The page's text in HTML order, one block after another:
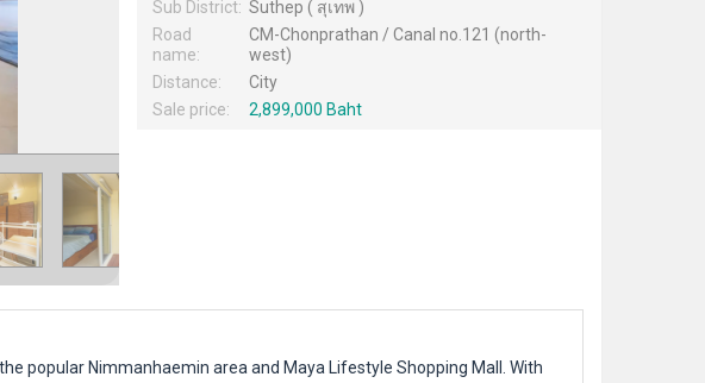
Sub District: Suthep ( สุเทพ )
Road
name:
CM-Chonprathan / Canal no.121 (north-
west)
Distance:
City
Sale price:
2,899,000 Baht
popular Nimmanhaemin area and Maya Lifestyle Shopping Mall. With